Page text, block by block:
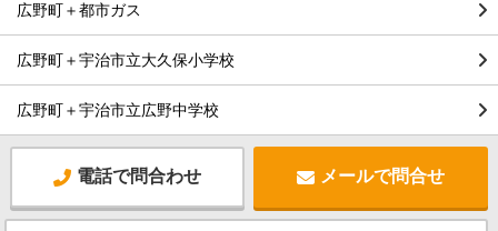
広野町＋都市ガス
広野町＋宇治市立大久保小学校
広野町＋宇治市立広野中学校
電話で問合わせ メールで問合せ